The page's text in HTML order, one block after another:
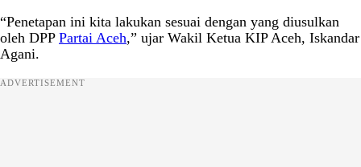
“Penetapan ini kita lakukan sesuai dengan yang diusulkan
oleh DPP Partai Aceh,” ujar Wakil Ketua KIP Aceh, Iskandar
Agani.
ADVERTISEMENT